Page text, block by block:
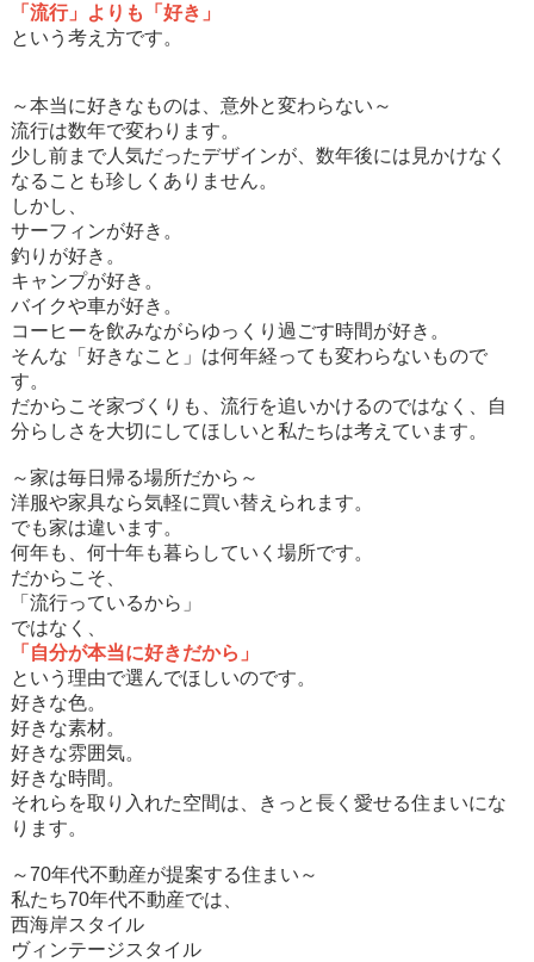
「流行」よりも「好き」
という考え方です。
～本当に好きなものは、意外と変わらない～
流行は数年で変わります。
少し前まで人気だったデザインが、数年後には見かけなく
なることも珍しくありません。
しかし、
サーフィンが好き。
釣りが好き。
キャンプが好き。
バイクや車が好き。
コーヒーを飲みながらゆっくり過ごす時間が好き。
そんな「好きなこと」は何年経っても変わらないもので
す。
だからこそ家づくりも、流行を追いかけるのではなく、自
分らしさを大切にしてほしいと私たちは考えています。
～家は毎日帰る場所だから～
洋服や家具なら気軽に買い替えられます。
でも家は違います。
何年も、何十年も暮らしていく場所です。
だからこそ、
「流行っているから」
ではなく、
「自分が本当に好きだから」
という理由で選んでほしいのです。
好きな色。
好きな素材。
好きな雰囲気。
好きな時間。
それらを取り入れた空間は、きっと長く愛せる住まいにな
ります。
～70年代不動産が提案する住まい～
私たち70年代不動産では、
西海岸スタイル
ヴィンテージスタイル